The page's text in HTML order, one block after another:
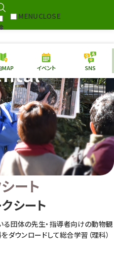
MENUCLOSE
本日の開園情報 チケ
園内MAP イベント
総合案内
動物園 植物園
再生プラン
東山動植物園
への支援
環境教育
サイトマップ
Follow
MAP イベント SNS
ート
シート
団体の先生・指導者向けの動物観
ダウンロードして総合学習（理科）